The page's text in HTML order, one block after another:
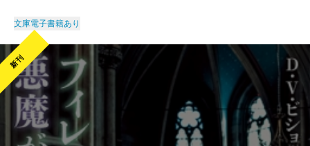
文庫電子書籍あり
新刊